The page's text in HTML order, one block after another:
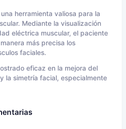
herramienta valiosa para la
Mediante la visualización
eléctrica muscular, el paciente
más precisa los
faciales.
eficaz en la mejora del
la simetría facial, especialmente